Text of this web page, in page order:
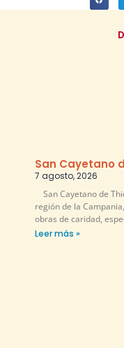
San Cayetano
7 agosto, 2026
San Cayetano de
región de la
obras de caridad,
Leer más »